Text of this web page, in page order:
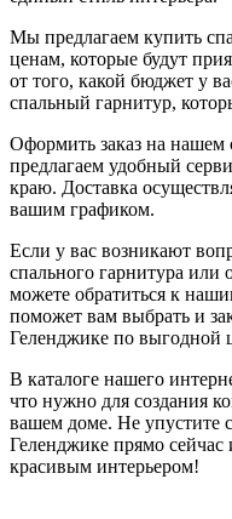
Мы предлагаем купить
ценам, которые будут
от того, какой бюджет у
спальный гарнитур,
Оформить заказ на нашем
предлагаем удобный
краю. Доставка
вашим графиком.
Если у вас возникают
спального гарнитура или
можете обратиться к
поможет вам выбрать и
Геленджике по выгодной
В каталоге нашего
что нужно для создания
вашем доме. Не упустите
Геленджике прямо
красивым интерьером!